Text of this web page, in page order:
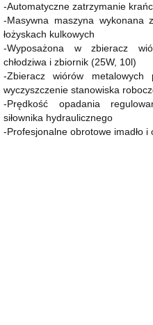
-Automatyczne zatrzymanie
-Masywna maszyna
łożyskach kulkowych
-Wyposażona w zbieracz
chłodziwa i zbiornik (25W, 10l)
-Zbieracz wiórów
wyczyszczenie stanowiska
-Prędkość opadania
siłownika hydraulicznego
-Profesjonalne obrotowe imadło i